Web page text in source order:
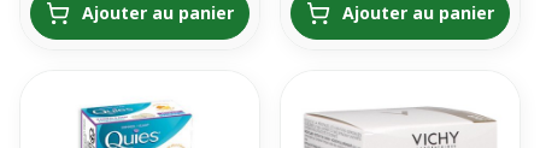
Ajouter au panier Ajouter au panier